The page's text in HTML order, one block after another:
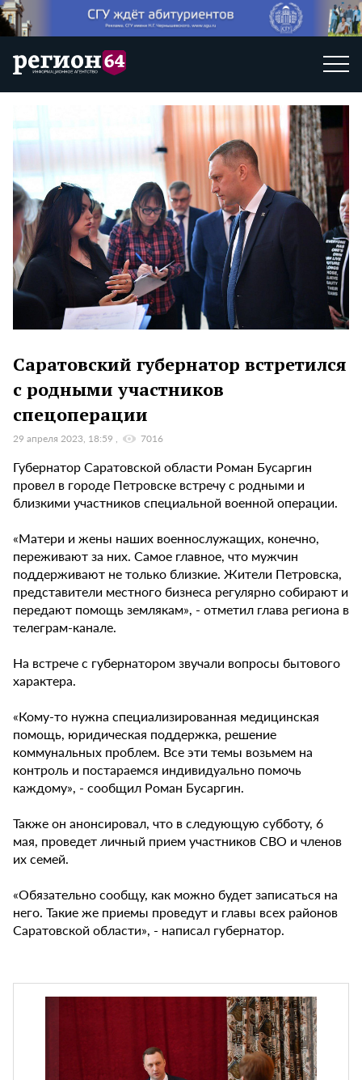
Саратовский губернатор встретился
с родными участников
спецоперации
29 апреля 2023, 18:59 7016
Губернатор Саратовской области Роман Бусаргин
провел в городе Петровске встречу с родными и
близкими участников специальной военной операции.
«Матери и жены наших военнослужащих, конечно,
переживают за них. Самое главное, что мужчин
поддерживают не только близкие. Жители Петровска,
представители местного бизнеса регулярно собирают и
передают помощь землякам», - отметил глава региона в
телеграм-канале.
На встрече с губернатором звучали вопросы бытового
характера.
«Кому-то нужна специализированная медицинская
помощь, юридическая поддержка, решение
коммунальных проблем. Все эти темы возьмем на
контроль и постараемся индивидуально помочь
каждому», - сообщил Роман Бусаргин.
Также он анонсировал, что в следующую субботу, 6
мая, проведет личный прием участников СВО и членов
их семей.
«Обязательно сообщу, как можно будет записаться на
него. Такие же приемы проведут и главы всех районов
Саратовской области», - написал губернатор.